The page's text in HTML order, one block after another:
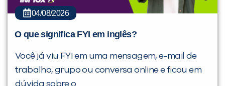
04/08/2026
O que significa FYI em inglês?
Você já viu FYI em uma mensagem, e-mail de
trabalho, grupo ou conversa online e ficou em
dúvida sobre o